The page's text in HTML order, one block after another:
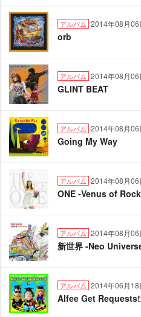
アルバム 2014年08月06
orb
アルバム 2014年08月06
GLINT BEAT
アルバム 2014年08月06
Going My Way
アルバム 2014年08月06
ONE -Venus of
アルバム 2014年08月06
新世界 -Neo
アルバム 2014年06月18
Alfee Get